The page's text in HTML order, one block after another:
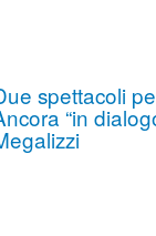
spettacoli
“in